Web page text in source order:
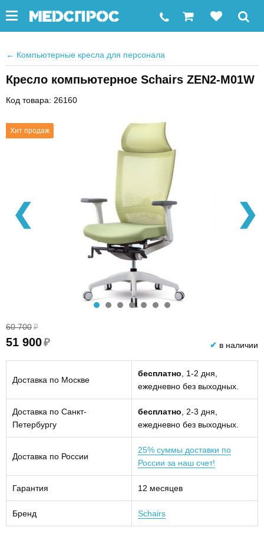
← Компьютерные кресла для персонала
Кресло компьютерное Schairs ZEN2-М01W
Код товара: 26160
Хит продаж
❮ ❯
60 700 ₽
51 900₽ ✔ в наличии
Доставка по Москве
бесплатно , 1-2 дня,
ежедневно без выходных.
Доставка по Санкт-
Петербургу
бесплатно , 2-3 дня,
ежедневно без выходных.
Доставка по России
25% суммы доставки по
России за наш счет!
Гарантия 12 месяцев
Бренд Schairs